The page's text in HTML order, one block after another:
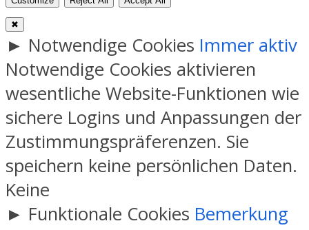
✖
► Notwendige Cookies Immer aktiv
Notwendige Cookies aktivieren
wesentliche Website-Funktionen wie
sichere Logins und Anpassungen der
Zustimmungspräferenzen. Sie
speichern keine persönlichen Daten.
Keine
► Funktionale Cookies Bemerkung